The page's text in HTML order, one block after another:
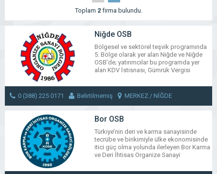
Toplam 2firma bulundu.
Niğde OSB
Bölgesel ve sektörel teşvik programında
5. Bölge olarak yer alan Niğde ve Niğde
OSB’de; yatırımcılar bu programda yer
alan KDV İstisnası, Gümrük Vergisi
İşveren Hissesi Desteği, Yatırım Yeri
Tahsisi, Faiz Desteği’nden
yararlanabilmektedir. Niğde OSB’de Vergi
İndirimi, Sigorta Primi İşveren Hissesi
Desteği’nde 6. bölge teşvikleri
çerçevesinde “Büyük Ölçekli […]
WhatsApp
Facebook
Messenger
X BlueskyTumblr
0 (388) 225 0171 Belirtilmemiş MERKEZ / NİĞDE
Bor OSB
Türkiye’nin deri ve karma sanayisinde
tecrübe ve birikimiyle ülke ekonomisinde
itici güç olma yolunda ilerleyen Bor Karma
ve Deri İhtisas Organize Sanayi
geri dönüşüm, metal sanayi, zirai ilaç